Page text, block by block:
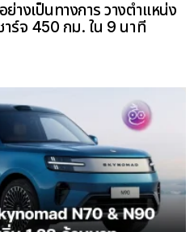
างเป็นทางการ วางตำแหน่ง
าร์จ 450 กม. ใน 9 นาที